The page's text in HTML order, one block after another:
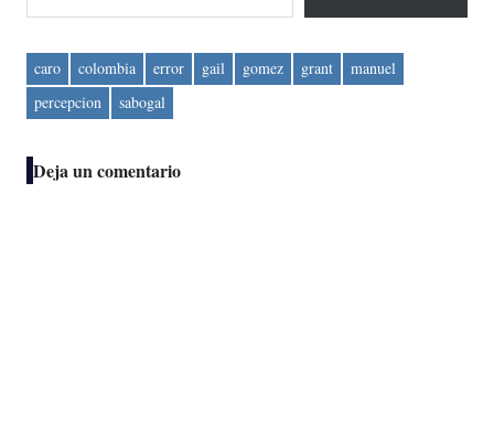
caro colombia error gail gomez grant
manuel
percepcion
sabogal
Deja un comentario